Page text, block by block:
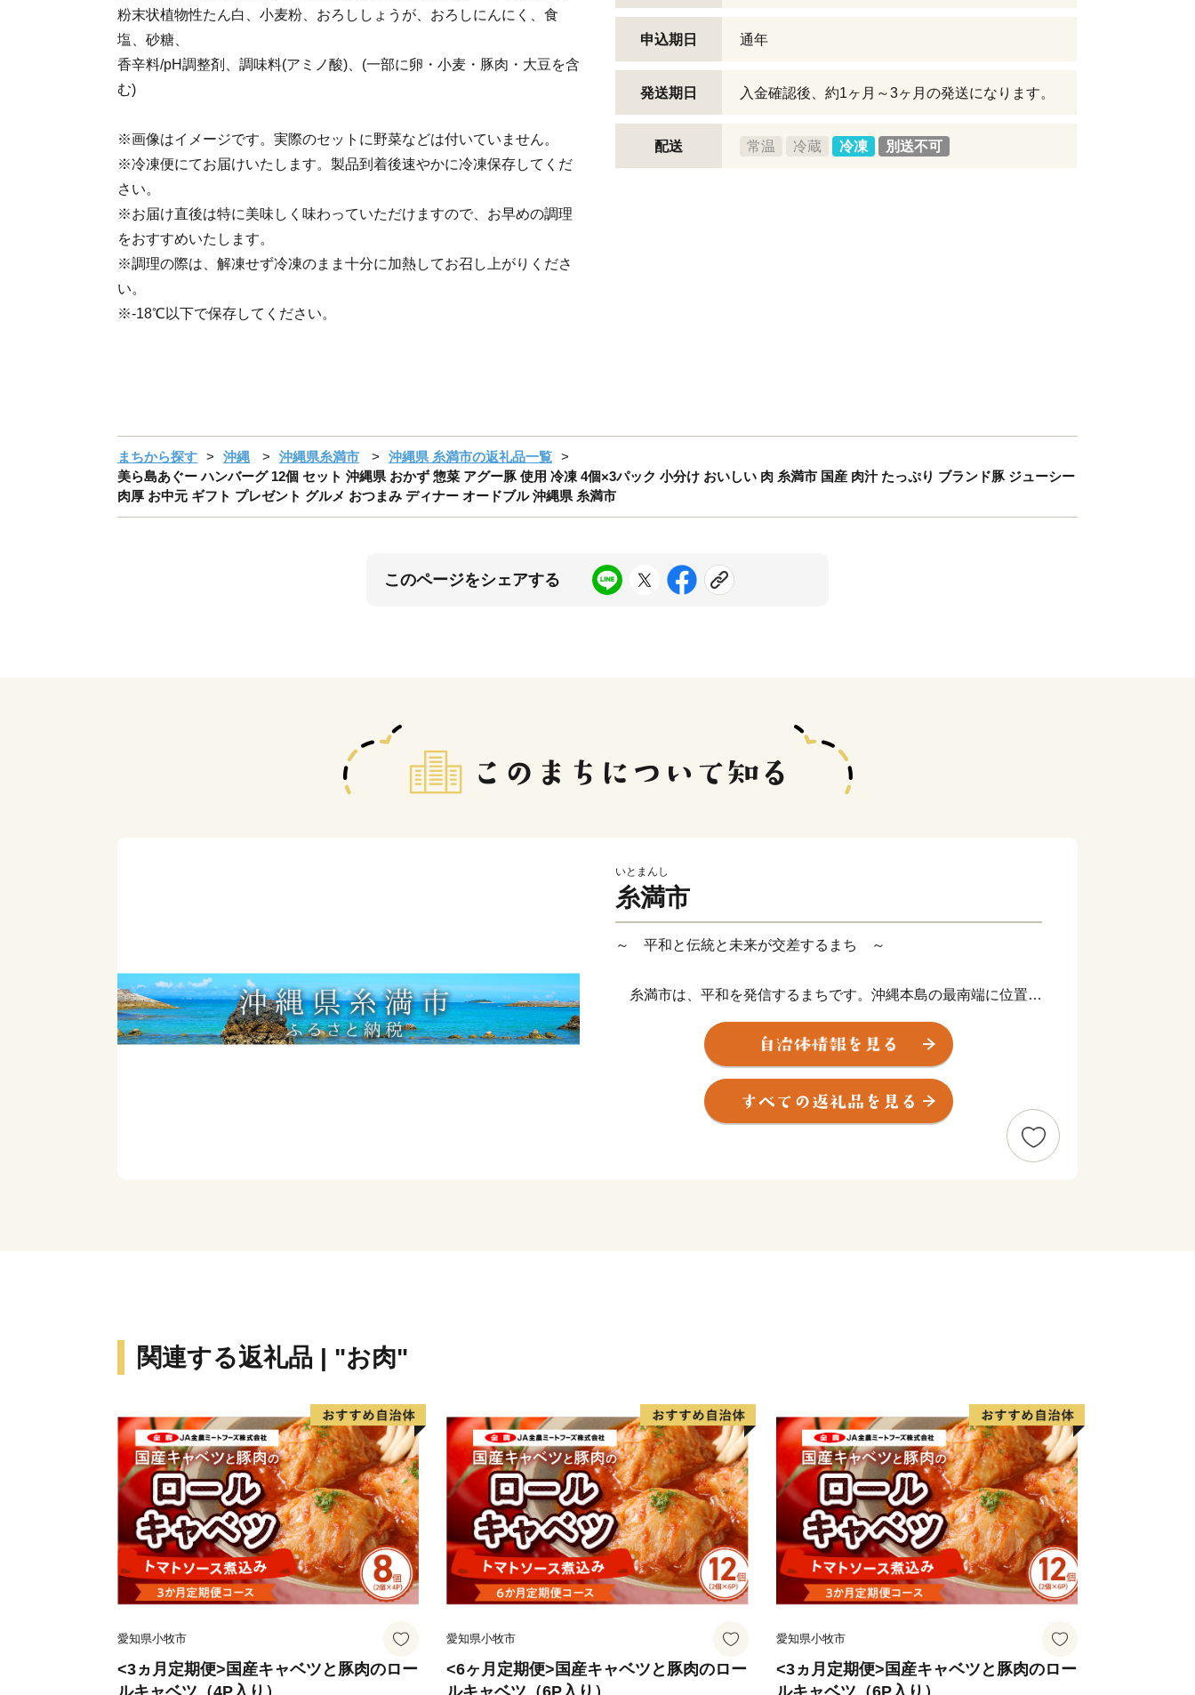
粉末状植物性たん白、小麦粉、おろししょうが、おろしにんにく、食
塩、砂糖、
香辛料/pH調整剤、調味料(アミノ酸)、(一部に卵・小麦・豚肉・大豆を含
む)
※画像はイメージです。実際のセットに野菜などは付いていません。
※冷凍便にてお届けいたします。製品到着後速やかに冷凍保存してくだ
さい。
※お届け直後は特に美味しく味わっていただけますので、お早めの調理
をおすすめいたします。
※調理の際は、解凍せず冷凍のまま十分に加熱してお召し上がりくださ
い。
※-18℃以下で保存してください。
申込期日 通年
発送期日 入金確認後、約1ヶ月～3ヶ月の発送になります。
配送 常温 冷蔵 冷凍 別送不可
まちから探す 沖縄 沖縄県糸満市
沖縄県 糸満市の返礼品一覧
美ら島あぐー ハンバーグ 12個 セット 沖縄県 おかず 惣菜 アグー豚 使用 冷凍 4個×3パック 小分け おいしい 肉 糸満市 国産 肉汁 たっぷり ブランド豚 ジューシー
肉厚 お中元 ギフト プレゼント グルメ おつまみ ディナー オードブル 沖縄県 糸満市
このページをシェアする
いとまんし
糸満市
～ 平和と伝統と未来が交差するまち ～
糸満市は、平和を発信するまちです。沖縄本島の最南端に位置
し、沖縄戦終焉の地である糸満市は、ひめゆりの塔や平和祈念公園
をはじめ、各都道府県の慰霊碑が多数存在するなど平和の尊さと戦
争の悲惨さを発信するまちで、修学旅行など平和学習の場となって
糸満市は、伝統文化を大切にするまちです。糸満ハーレーや糸満
目指しています。
このように糸満市は、平和と伝統と未来が交差する発展の可能性
を大きく秘めたまちです。糸満市でたくさんの再発見をし、魅力を
楽しむとともに、今後の新しい糸満市にご注目ください。
関連する返礼品 | "お肉"
愛知県小牧市
<3ヵ月定期便>国産キャベツと豚肉のロー
ルキャベツ（4P入り）
愛知県小牧市
<6ヶ月定期便>国産キャベツと豚肉のロー
ルキャベツ（6P入り）
愛知県小牧市
<3ヵ月定期便>国産キャベツと豚肉のロー
ルキャベツ（6P入り）